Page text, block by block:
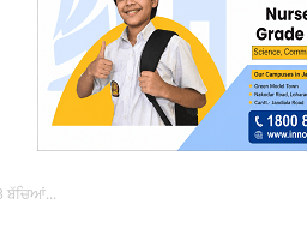
ਬੱਚਿਆਂ...